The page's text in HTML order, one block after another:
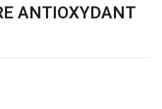
ANTIOXYDANT